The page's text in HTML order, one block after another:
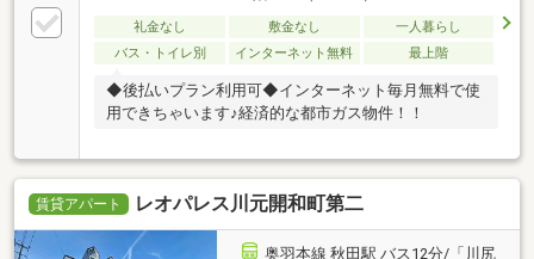
礼金なし 敷金なし
一人暮らし
バス・トイレ別
インターネット無料 最上階
◆後払いプラン利用可◆インターネット毎月無料で使
用できちゃいます♪経済的な都市ガス物件！！
賃貸アパート レオパレス川元開和町第二
奥羽本線 秋田駅 バス12分/「川尻